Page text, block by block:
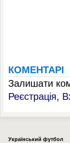
КОМЕНТАРІ
Залишати
Реєстрація,
Українcький футбол